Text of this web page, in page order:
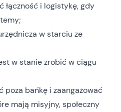
łączność i logistykę, gdy
w starciu ze
w stanie zrobić w ciągu
poza bańkę i zaangażować
mają misyjny, społeczny